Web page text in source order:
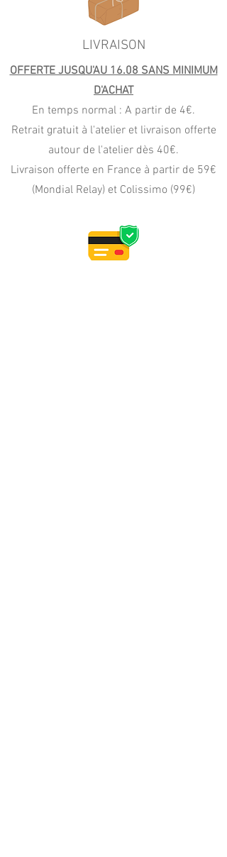
LIVRAISON
OFFERTE JUSQU'AU 16.08 SANS MINIMUM
D'ACHAT
En temps normal : A partir de 4€.
Retrait gratuit à l'atelier et livraison offerte
autour de l'atelier dès 40€.
Livraison offerte en France à partir de 59€
(Mondial Relay) et Colissimo (99€)